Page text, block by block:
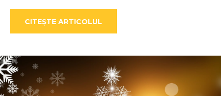
CITEȘTE ARTICOLUL